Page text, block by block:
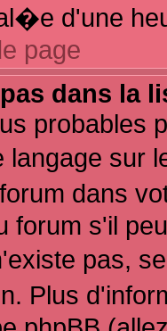
d'une
page
dans la
probables
sur
dans
forum s'il
pas,
Plus